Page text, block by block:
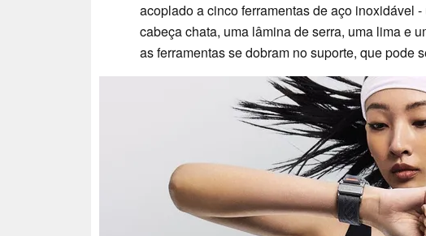
acoplado a cinco ferramentas de aço inoxidável
cabeça chata, uma lâmina de serra, uma lima e
as ferramentas se dobram no suporte, que pode